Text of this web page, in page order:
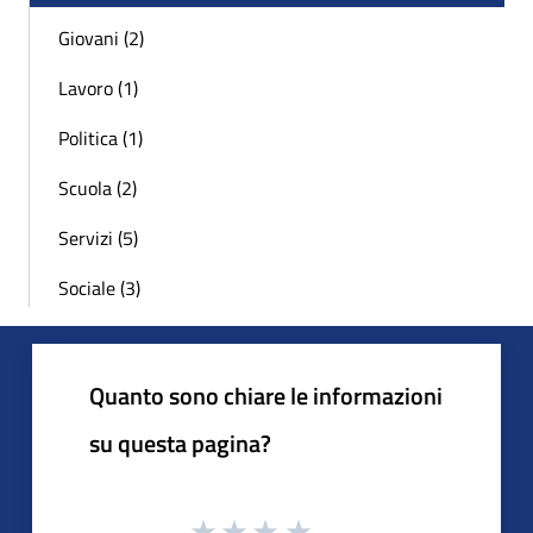
Giovani (2)
Lavoro (1)
Politica (1)
Scuola (2)
Servizi (5)
Sociale (3)
Quanto sono chiare le informazioni
su questa pagina?